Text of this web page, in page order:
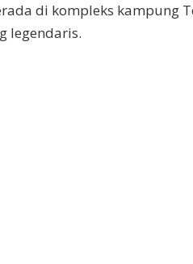
di kompleks kampung
legendaris.